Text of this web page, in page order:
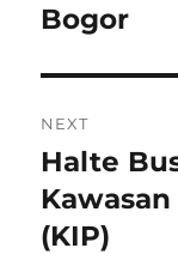
post:
Bogor
NEXT
Next
post:
Halte
(KIP)